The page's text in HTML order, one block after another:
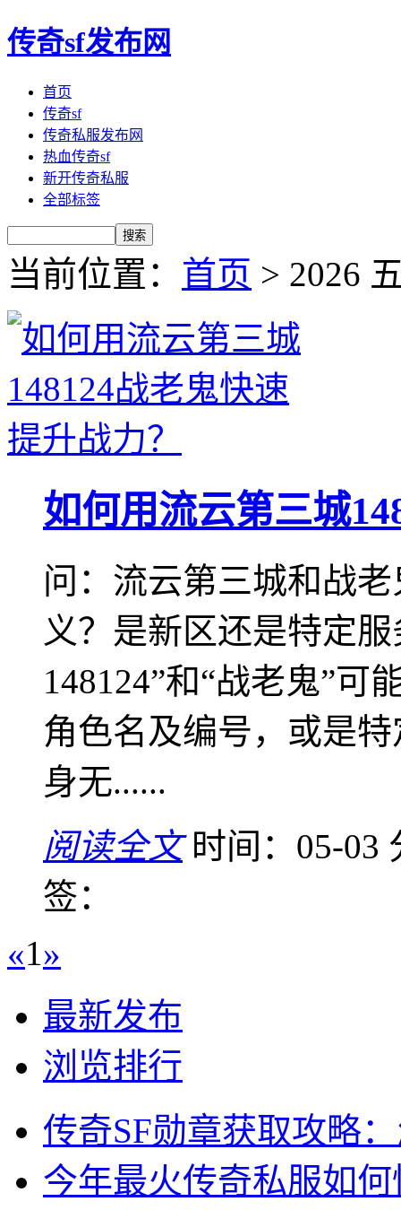
传奇sf发布网
首页
传奇sf
传奇私服发布网
热血传奇sf
新开传奇私服
全部标签
当前位置： 首页 > 2026
如何用流云第三城
问：流云第三城和战
义？是新区还是特定
148124”和“战老鬼”可
角色名及编号，或是
身无......
阅读全文 时间：05-03
签：
«1»
最新发布
浏览排行
传奇SF勋章获取攻略
今年最火传奇私服如